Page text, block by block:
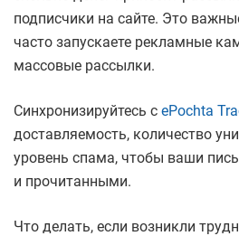
подписчики на сайте. Это
часто запускаете рекламные
массовые рассылки.
Синхронизируйтесь с ePochta
доставляемость, количество
уровень спама, чтобы ваши
и прочитанными.
Что делать, если возникли